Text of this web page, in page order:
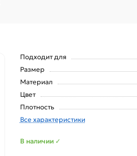
Подходит для
Размер
Материал
Цвет
Плотность
Все характеристики
В наличии ✓